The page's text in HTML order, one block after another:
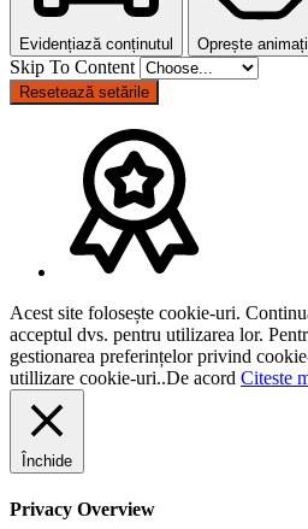
Evidențiază conținutul Oprește
Skip To Content
Resetează setările
Acest site folosește cookie-uri.
acceptul dvs. pentru utilizarea lor.
gestionarea preferințelor privind
utillizare cookie-uri..De acord Citeste
Închide
Privacy Overview